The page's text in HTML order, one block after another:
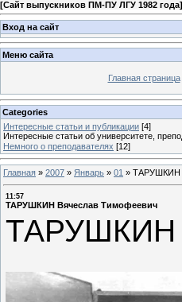
[Сайт выпускников ПМ-ПУ ЛГУ 1982 года]
Вход на сайт
Меню сайта
Главная страница
Categories
Интересные статьи и публикации [4]
Интересные статьи об университете,
Немного о преподавателях [12]
Главная » 2007 » Январь » 01 » ТАРУШКИН
11:57
ТАРУШКИН Вячеслав Тимофеевич
ТАРУШКИН